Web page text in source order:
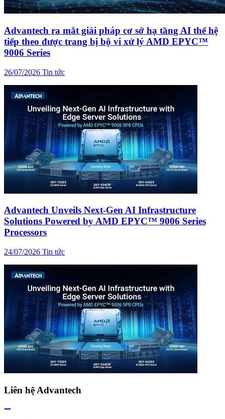
Advantech ra mắt giải pháp cơ sở hạ tầng AI thế hệ
tiếp theo được trang bị bộ vi xử lý AMD EPYC™
9006 Series
26/07/2026 Tin tức
Advantech Unveils Next-Gen AI Infrastructure
Solutions Powered by AMD EPYC™ 9006 Series
Processors
24/07/2026 Tin tức
Liên hệ Advantech